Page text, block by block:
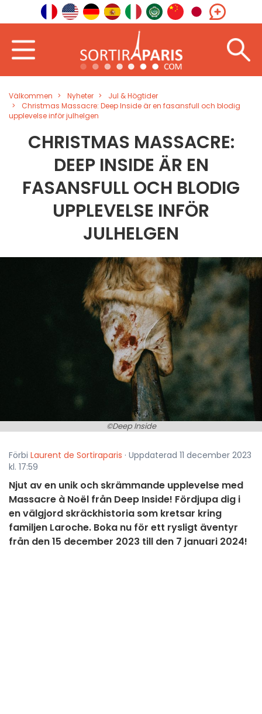
Välkommen Nyheter
Jul & Högtider
Christmas Massacre: Deep Inside är en fasansfull och blodig
upplevelse inför julhelgen
CHRISTMAS MASSACRE:
DEEP INSIDE ÄR EN
FASANSFULL OCH BLODIG
UPPLEVELSE INFÖR
JULHELGEN
©Deep Inside
Förbi Laurent de Sortiraparis · Uppdaterad 11 december 2023
kl. 17:59
Njut av en unik och skrämmande upplevelse med
Massacre à Noël från Deep Inside! Fördjupa dig i
en välgjord skräckhistoria som kretsar kring
familjen Laroche. Boka nu för ett rysligt äventyr
från den 15 december 2023 till den 7 januari 2024!